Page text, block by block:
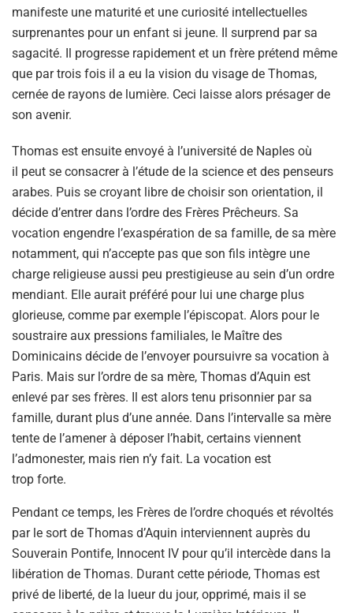
manifeste une maturité et une curiosité intellectuelles
surprenantes pour un enfant si jeune. Il surprend par sa
sagacité. Il progresse rapidement et un frère prétend même
que par trois fois il a eu la vision du visage de Thomas,
cernée de rayons de lumière. Ceci laisse alors présager de
son avenir.
Thomas est ensuite envoyé à l’université de Naples où
il peut se consacrer à l’étude de la science et des penseurs
arabes. Puis se croyant libre de choisir son orientation, il
décide d’entrer dans l’ordre des Frères Prêcheurs. Sa
vocation engendre l’exaspération de sa famille, de sa mère
notamment, qui n’accepte pas que son fils intègre une
charge religieuse aussi peu prestigieuse au sein d’un ordre
mendiant. Elle aurait préféré pour lui une charge plus
glorieuse, comme par exemple l’épiscopat. Alors pour le
soustraire aux pressions familiales, le Maître des
Dominicains décide de l’envoyer poursuivre sa vocation à
Paris. Mais sur l’ordre de sa mère, Thomas d’Aquin est
enlevé par ses frères. Il est alors tenu prisonnier par sa
famille, durant plus d’une année. Dans l’intervalle sa mère
tente de l’amener à déposer l’habit, certains viennent
l’admonester, mais rien n’y fait. La vocation est
trop forte.
Pendant ce temps, les Frères de l’ordre choqués et révoltés
par le sort de Thomas d’Aquin interviennent auprès du
Souverain Pontife, Innocent IV pour qu’il intercède dans la
libération de Thomas. Durant cette période, Thomas est
privé de liberté, de la lueur du jour, opprimé, mais il se